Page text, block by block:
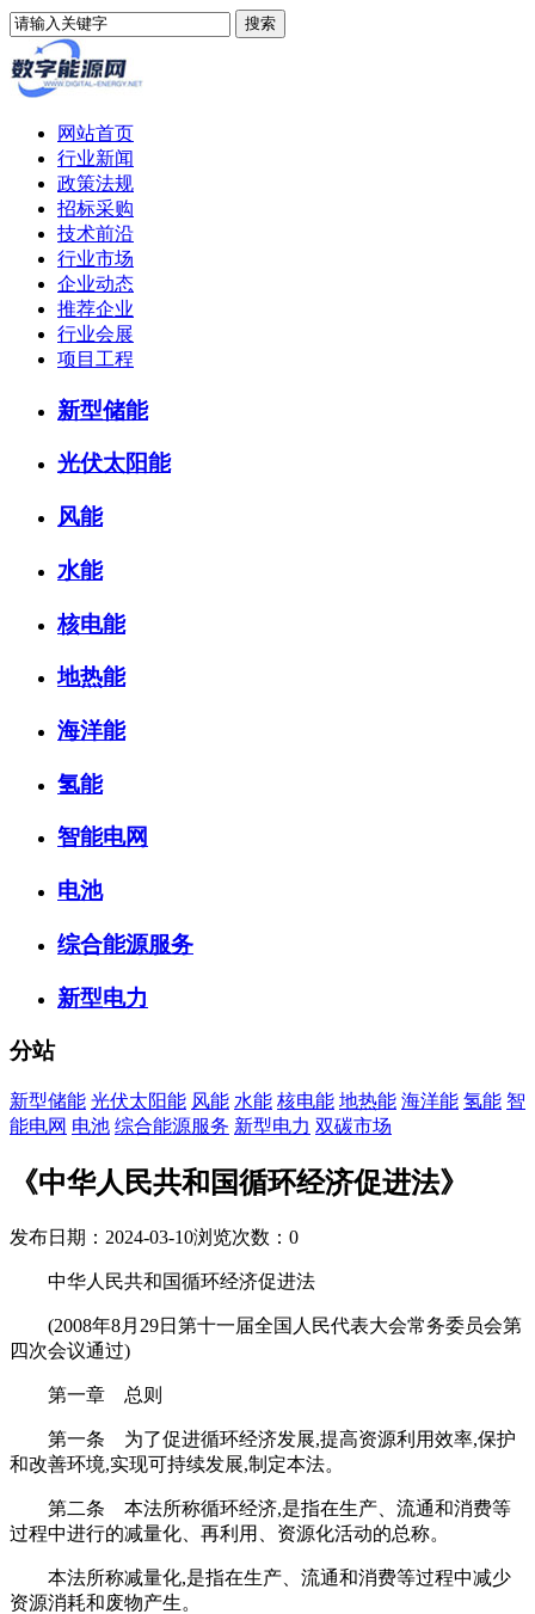
网站首页
行业新闻
政策法规
招标采购
技术前沿
行业市场
企业动态
推荐企业
行业会展
项目工程
新型储能
光伏太阳能
风能
水能
核电能
地热能
海洋能
氢能
智能电网
电池
综合能源服务
新型电力
分站
新型储能 光伏太阳能 风能 水能 核电能 地热能 海洋能 氢能 智
能电网 电池 综合能源服务 新型电力 双碳市场
《中华人民共和国循环经济促进法》
发布日期：2024-03-10浏览次数： 0
中华人民共和国循环经济促进法
(2008年8月29日第十一届全国人民代表大会常务委员会第
四次会议通过)
第一章 总则
第一条 为了促进循环经济发展,提高资源利用效率,保护
和改善环境,实现可持续发展,制定本法。
第二条 本法所称循环经济,是指在生产、流通和消费等
过程中进行的减量化、再利用、资源化活动的总称。
本法所称减量化,是指在生产、流通和消费等过程中减少
资源消耗和废物产生。